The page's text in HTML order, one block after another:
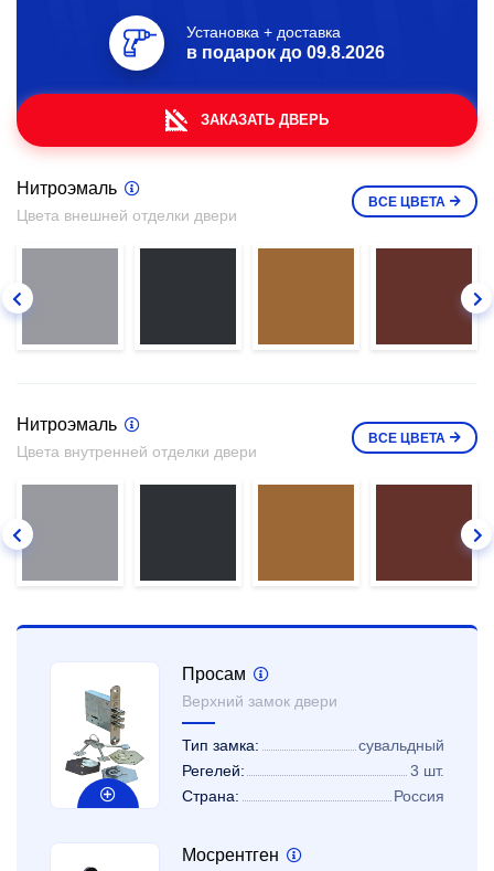
Установка + доставка
в подарок до 09.8.2026
ЗАКАЗАТЬ ДВЕРЬ
Нитроэмаль
Цвета внешней отделки двери
ВСЕ ЦВЕТА
Нитроэмаль
Цвета внутренней отделки двери
ВСЕ ЦВЕТА
Просам
Верхний замок двери
Тип замка:
сувальдный
Регелей:
3 шт.
Страна:
Россия
Мосрентген